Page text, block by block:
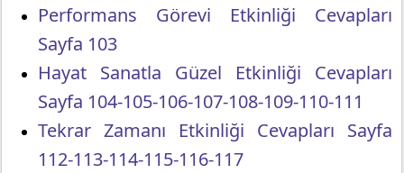
Performans Görevi Etkinliği Cevapları
Sayfa 103
Hayat Sanatla Güzel Etkinliği Cevapları
Sayfa 104-105-106-107-108-109-110-111
Tekrar Zamanı Etkinliği Cevapları Sayfa
112-113-114-115-116-117